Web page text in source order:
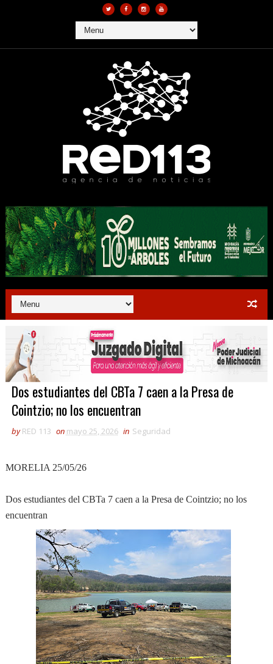
Dos estudiantes del CBTa 7 caen a la Presa de
Cointzio; no los encuentran
by RED 113 on mayo 25, 2026 in Seguridad
MORELIA 25/05/26
Dos estudiantes del CBTa 7 caen a la Presa de Cointzio; no los
encuentran